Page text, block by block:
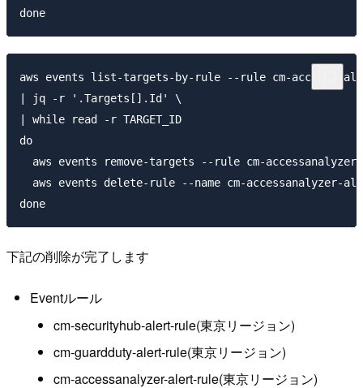
aws events list-targets-by-rule --rule cm-
| jq -r '.Targets[].Id' \
| while read -r TARGET_ID
do
aws events remove-targets --rule cm-
aws events delete-rule --name cm-accessanalyzer-
下記の削除が完了します
Eventルール
cm-securityhub-alert-rule(東京リージョン)
cm-guardduty-alert-rule(東京リージョン)
cm-accessanalyzer-alert-rule(東京リージョン)